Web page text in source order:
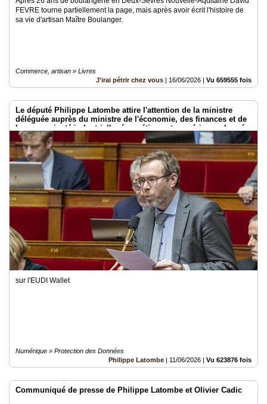
FEVRE tourne partiellement la page, mais après avoir écrit l'histoire de
sa vie d'artisan Maître Boulanger.
Commerce, artisan » Livres
J'irai pétrir chez vous | 16/06/2026 | Vu 659555 fois
Le député Philippe Latombe attire l'attention de la ministre
déléguée auprès du ministre de l'économie, des finances et de
la souveraineté industrielle, énergétique et numérique, chargée
de l'intelligence artificielle et du numérique
sur l'EUDI Wallet
Numérique » Protection des Données
Philippe Latombe | 11/06/2026 | Vu 623876 fois
Communiqué de presse de Philippe Latombe et Olivier Cadic